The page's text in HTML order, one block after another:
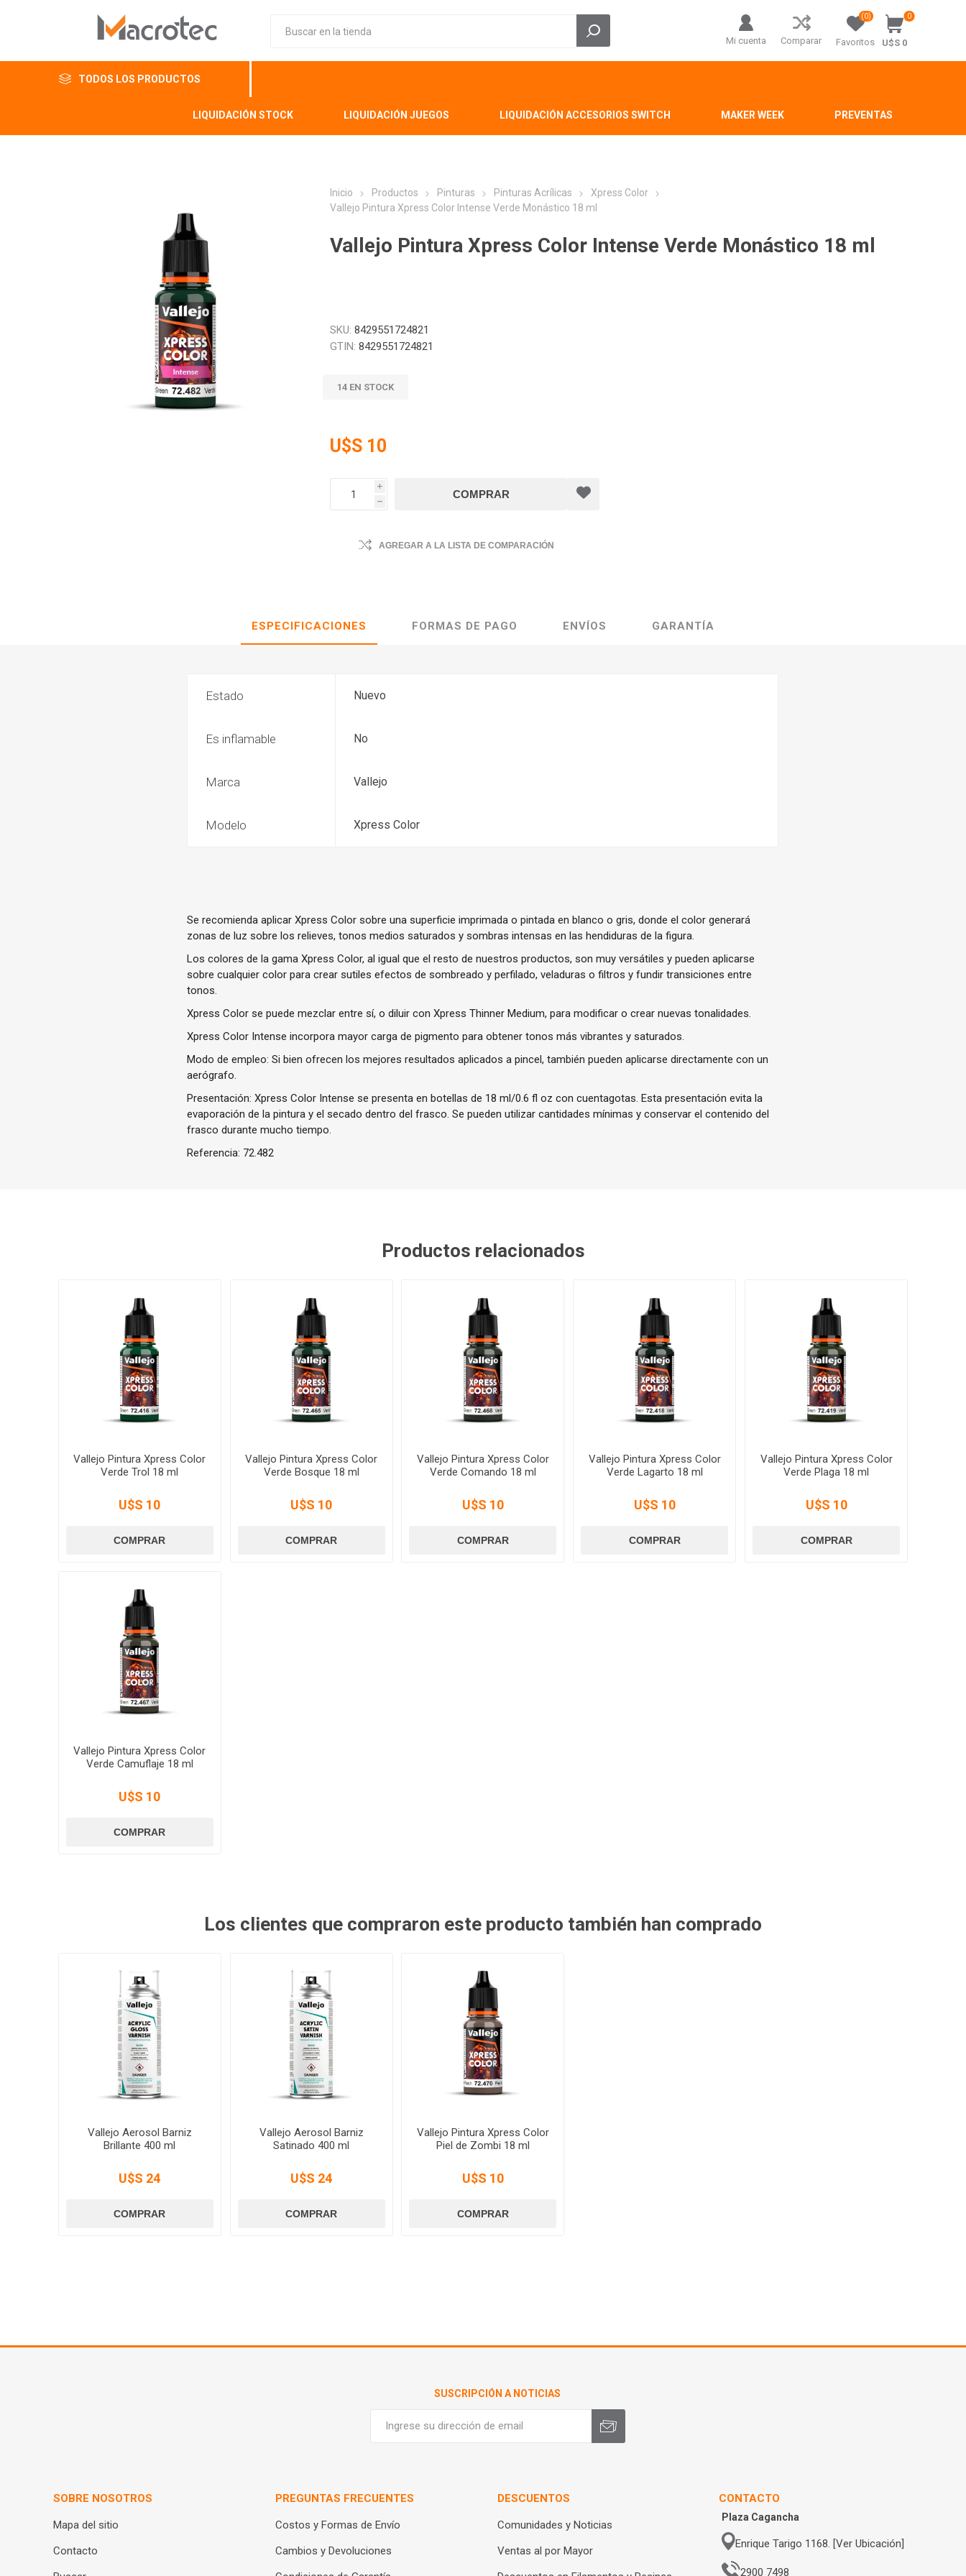
Mi cuenta Comparar Favoritos
(0) 0
U$S 0
TODOS LOS PRODUCTOS
LIQUIDACIÓN STOCK LIQUIDACIÓN JUEGOS LIQUIDACIÓN ACCESORIOS SWITCH MAKER WEEK PREVENTAS
Inicio Productos Pinturas Pinturas Acrílicas
Xpress Color
Vallejo Pintura Xpress Color Intense Verde Monástico 18 ml
Vallejo Pintura Xpress Color Intense Verde Monástico 18 ml
SKU: 8429551724821
GTIN: 8429551724821
14 EN STOCK
U$S 10
i
h
AGREGAR A LA LISTA DE COMPARACIÓN
ESPECIFICACIONES FORMAS DE PAGO ENVÍOS GARANTÍA
Estado Nuevo
Es inflamable No
Marca Vallejo
Modelo Xpress Color
Se recomienda aplicar Xpress Color sobre una superficie imprimada o pintada en blanco o gris, donde el color generará
zonas de luz sobre los relieves, tonos medios saturados y sombras intensas en las hendiduras de la figura.
Los colores de la gama Xpress Color, al igual que el resto de nuestros productos, son muy versátiles y pueden aplicarse
sobre cualquier color para crear sutiles efectos de sombreado y perfilado, veladuras o filtros y fundir transiciones entre
tonos.
Xpress Color se puede mezclar entre sí, o diluir con Xpress Thinner Medium, para modificar o crear nuevas tonalidades.
Xpress Color Intenseincorpora mayor carga de pigmento para obtener tonos más vibrantes y saturados.
Modo de empleo: Si bien ofrecen los mejores resultados aplicados a pincel, también pueden aplicarse directamente con un
aerógrafo.
Presentación: Xpress Color Intense se presenta en botellas de 18 ml/0.6 fl oz con cuentagotas. Esta presentación evita la
evaporación de la pintura y el secado dentro del frasco. Se pueden utilizar cantidades mínimas y conservar el contenido del
frasco durante mucho tiempo.
Referencia: 72.482
Productos relacionados
Vallejo Pintura Xpress Color
Verde Trol 18 ml
U$S 10
Vallejo Pintura Xpress Color
Verde Bosque 18 ml
U$S 10
Vallejo Pintura Xpress Color
Verde Comando 18 ml
U$S 10
Vallejo Pintura Xpress Color
Verde Lagarto 18 ml
U$S 10
Vallejo Pintura Xpress Color
Verde Plaga 18 ml
U$S 10
Vallejo Pintura Xpress Color
Verde Camuflaje 18 ml
U$S 10
Los clientes que compraron este producto también han comprado
Vallejo Aerosol Barniz
Brillante 400 ml
U$S 24
Vallejo Aerosol Barniz
Satinado 400 ml
U$S 24
Vallejo Pintura Xpress Color
Piel de Zombi 18 ml
U$S 10
SUSCRIPCIÓN A NOTICIAS
SOBRE NOSOTROS
Mapa del sitio
Contacto
PREGUNTAS FRECUENTES
Costos y Formas de Envío
Cambios y Devoluciones
DESCUENTOS
Comunidades y Noticias
Ventas al por Mayor
CONTACTO
Plaza Cagancha
Enrique Tarigo 1168. [Ver Ubicación]
2900 7498